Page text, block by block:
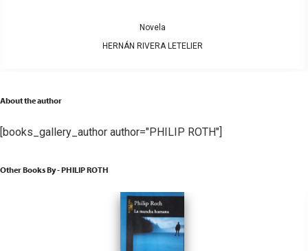
Novela
HERNÁN RIVERA LETELIER
About the author
[books_gallery_author author="PHILIP ROTH"]
Other Books By - PHILIP ROTH